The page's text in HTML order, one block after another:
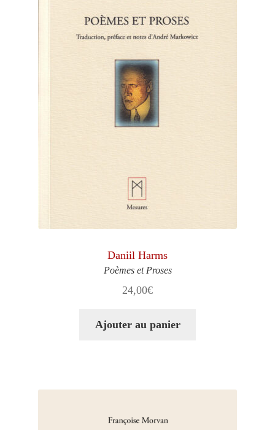
Daniil Harms
Poèmes et Proses
24,00€
Ajouter au panier